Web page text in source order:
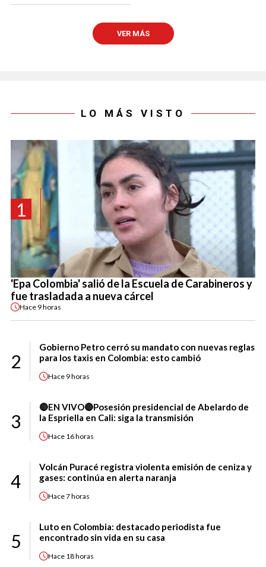
VER MÁS
LO MÁS VISTO
1
'Epa Colombia' salió de la Escuela de Carabineros y
fue trasladada a nueva cárcel
Hace 9 horas
2
Gobierno Petro cerró su mandato con nuevas reglas
para los taxis en Colombia: esto cambió
Hace 9 horas
3
🔴EN VIVO🔴Posesión presidencial de Abelardo de
la Espriella en Cali: siga la transmisión
Hace 16 horas
4
Volcán Puracé registra violenta emisión de ceniza y
gases: continúa en alerta naranja
Hace7 horas
5
Luto en Colombia: destacado periodista fue
encontrado sin vida en su casa
Hace 18 horas